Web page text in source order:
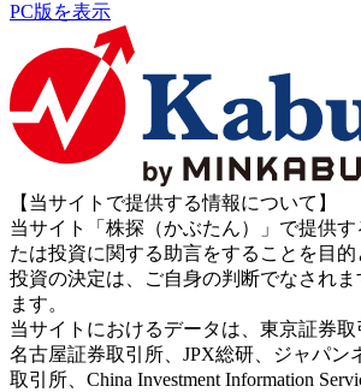
PC版を表示
【当サイトで提供する情報について】
当サイト「株探（かぶたん）」で提供す
たは投資に関する助言をすることを目的
投資の決定は、ご自身の判断でなされ
ます。
当サイトにおけるデータは、東京証券取
名古屋証券取引所、JPX総研、ジャパン
取引所、China Investment Information